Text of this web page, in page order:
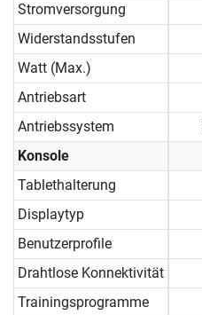
Stromversorgung
Widerstandsstufen
Watt (Max.)
Antriebsart
Antriebssystem
Konsole
Tablethalterung
Displaytyp
Benutzerprofile
Drahtlose Konnektivität
Trainingsprogramme